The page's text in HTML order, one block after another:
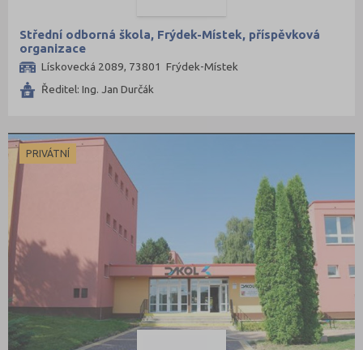
Střední odborná škola, Frýdek-Místek, příspěvková
organizace
Lískovecká 2089, 73801 Frýdek-Místek
Ředitel: Ing. Jan Durčák
PRIVÁTNÍ